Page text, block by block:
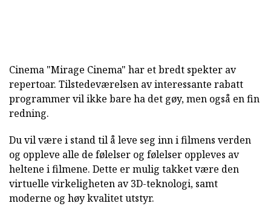
Cinema "Mirage Cinema" har et bredt spekter av
repertoar. Tilstedeværelsen av interessante rabatt
programmer vil ikke bare ha det gøy, men også en fin
redning.
Du vil være i stand til å leve seg inn i filmens verden
og oppleve alle de følelser og følelser oppleves av
heltene i filmene. Dette er mulig takket være den
virtuelle virkeligheten av 3D-teknologi, samt
moderne og høy kvalitet utstyr.